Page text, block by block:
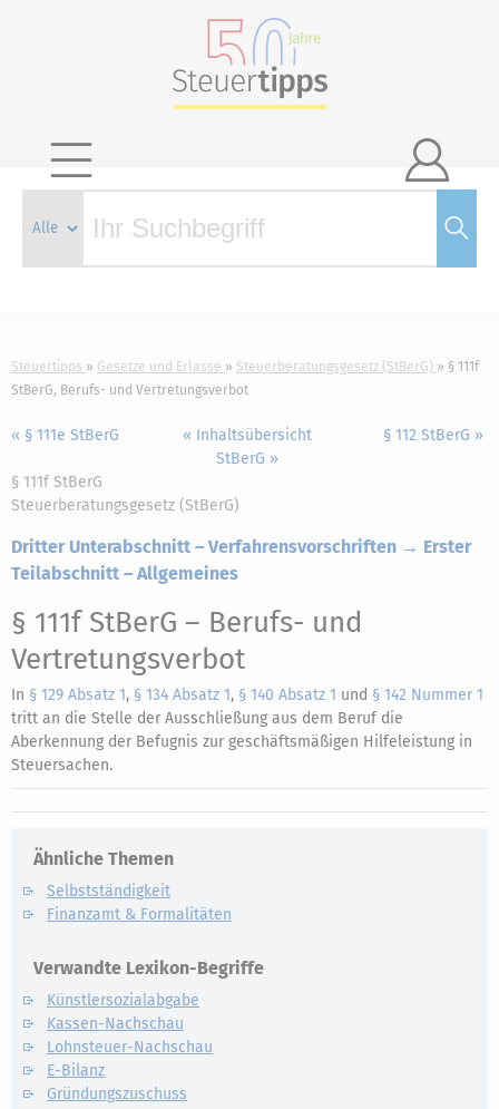

Steuertipps Gesetze und Erlasse Steuerberatungsgesetz (StBerG)
§ 111f
StBerG, Berufs- und Vertretungsverbot
« § 111e StBerG
« Inhaltsübersicht
StBerG »
§ 112 StBerG »
§ 111f StBerG
Steuerberatungsgesetz (StBerG)
Dritter Unterabschnitt – Verfahrensvorschriften → Erster
Teilabschnitt – Allgemeines
§ 111f StBerG – Berufs- und
Vertretungsverbot
In § 129 Absatz 1, § 134 Absatz 1, § 140 Absatz 1 und § 142 Nummer 1
tritt an die Stelle der Ausschließung aus dem Beruf die
Aberkennung der Befugnis zur geschäftsmäßigen Hilfeleistung in
Steuersachen.
Ähnliche Themen
Selbstständigkeit
Finanzamt & Formalitäten
Verwandte Lexikon-Begriffe
Künstlersozialabgabe
Kassen-Nachschau
Lohnsteuer-Nachschau
E-Bilanz
Gründungszuschuss